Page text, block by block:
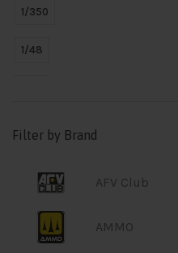
1/350
1/48
Filter by Brand
AFV Club
AMMO